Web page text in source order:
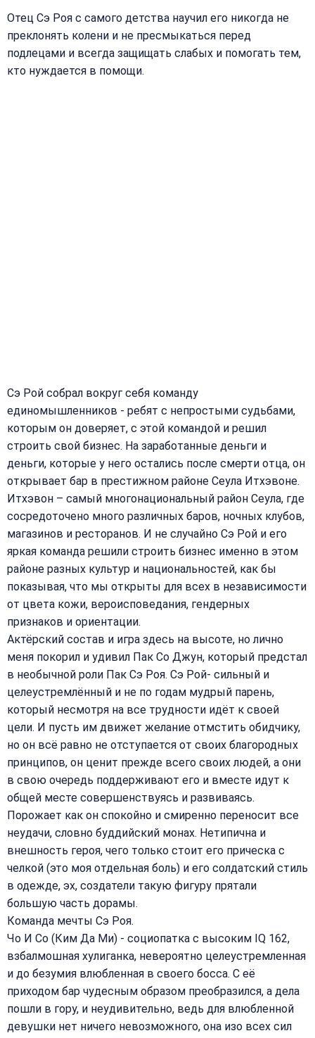
Отец Сэ Роя с самого детства научил его никогда не
преклонять колени и не пресмыкаться перед
подлецами и всегда защищать слабых и помогать тем,
кто нуждается в помощи.
Сэ Рой собрал вокруг себя команду
единомышленников - ребят с непростыми судьбами,
которым он доверяет, с этой командой и решил
строить свой бизнес. На заработанные деньги и
деньги, которые у него остались после смерти отца, он
открывает бар в престижном районе Сеула Итхэвоне.
Итхэвон – самый многонациональный район Сеула, где
сосредоточено много различных баров, ночных клубов,
магазинов и ресторанов. И не случайно Сэ Рой и его
яркая команда решили строить бизнес именно в этом
районе разных культур и национальностей, как бы
показывая, что мы открыты для всех в независимости
от цвета кожи, вероисповедания, гендерных
признаков и ориентации.
Актёрский состав и игра здесь на высоте, но лично
меня покорил и удивил Пак Со Джун, который предстал
в необычной роли Пак Сэ Роя. Сэ Рой- сильный и
целеустремлённый и не по годам мудрый парень,
который несмотря на все трудности идёт к своей
цели. И пусть им движет желание отмстить обидчику,
но он всё равно не отступается от своих благородных
принципов, он ценит прежде всего своих людей, а они
в свою очередь поддерживают его и вместе идут к
общей месте совершенствуясь и развиваясь.
Порожает как он спокойно и смиренно переносит все
неудачи, словно буддийский монах. Нетипична и
внешность героя, чего только стоит его прическа с
челкой (это моя отдельная боль) и его солдатский стиль
в одежде, эх, создатели такую фигуру прятали
большую часть дорамы.
Команда мечты Сэ Роя.
Чо И Со (Ким Да Ми) - социопатка с высоким IQ 162,
взбалмошная хулиганка, невероятно целеустремленная
и до безумия влюбленная в своего босса. С её
приходом бар чудесным образом преобразился, а дела
пошли в гору, и неудивительно, ведь для влюбленной
девушки нет ничего невозможного, она изо всех сил